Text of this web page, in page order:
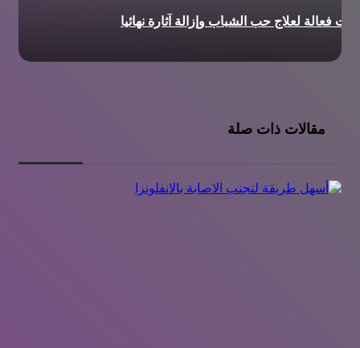
فعالة لعلاج حب الشباب وإزالة آثارة نهائيا
مقالات ذات صلة